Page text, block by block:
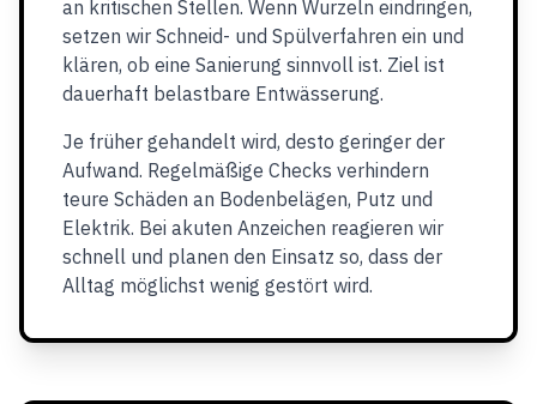
an kritischen Stellen. Wenn Wurzeln eindringen,
setzen wir Schneid- und Spülverfahren ein und
klären, ob eine Sanierung sinnvoll ist. Ziel ist
dauerhaft belastbare Entwässerung.
Je früher gehandelt wird, desto geringer der
Aufwand. Regelmäßige Checks verhindern
teure Schäden an Bodenbelägen, Putz und
Elektrik. Bei akuten Anzeichen reagieren wir
schnell und planen den Einsatz so, dass der
Alltag möglichst wenig gestört wird.